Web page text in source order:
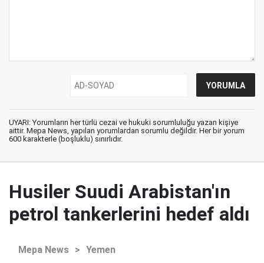
UYARI: Yorumların her türlü cezai ve hukuki sorumluluğu yazan kişiye
aittir. Mepa News, yapılan yorumlardan sorumlu değildir. Her bir yorum
600 karakterle (boşluklu) sınırlıdır.
Husiler Suudi Arabistan'ın
petrol tankerlerini hedef aldı
Mepa News > Yemen